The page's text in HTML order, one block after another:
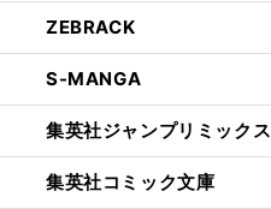
ZEBRACK
S-MANGA
集英社ジャンプリミックス
集英社コミック文庫